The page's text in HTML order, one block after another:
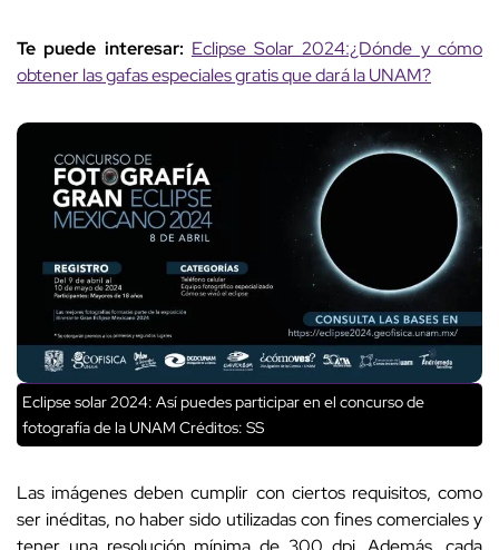
Te puede interesar: Eclipse Solar 2024:¿Dónde y cómo
obtener las gafas especiales gratis que dará la UNAM?
Eclipse solar 2024: Así puedes participar en el concurso de
fotografía de la UNAM Créditos: SS
Las imágenes deben cumplir con ciertos requisitos, como
ser inéditas, no haber sido utilizadas con fines comerciales y